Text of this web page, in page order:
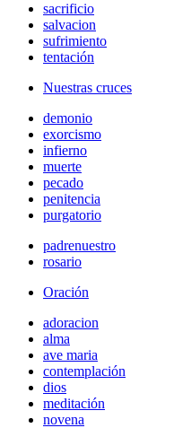
sacrificio
salvacion
sufrimiento
tentación
Nuestras cruces
demonio
exorcismo
infierno
muerte
pecado
penitencia
purgatorio
padrenuestro
rosario
Oración
adoracion
alma
ave maria
contemplación
dios
meditación
novena